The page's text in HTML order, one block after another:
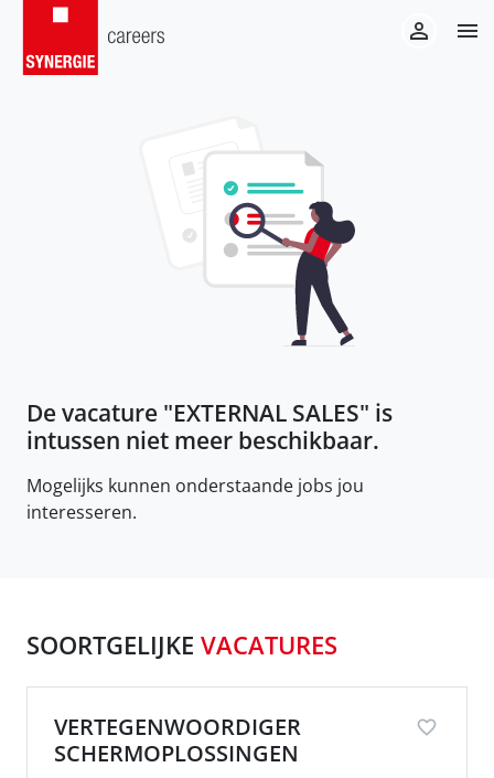
De vacature "EXTERNAL SALES" is
intussen niet meer beschikbaar.
Mogelijks kunnen onderstaande jobs jou
interesseren.
SOORTGELIJKE VACATURES
VERTEGENWOORDIGER
SCHERMOPLOSSINGEN